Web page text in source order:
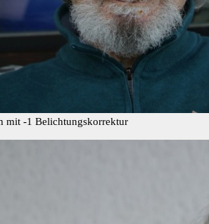
mit -1 Belichtungskorrektur